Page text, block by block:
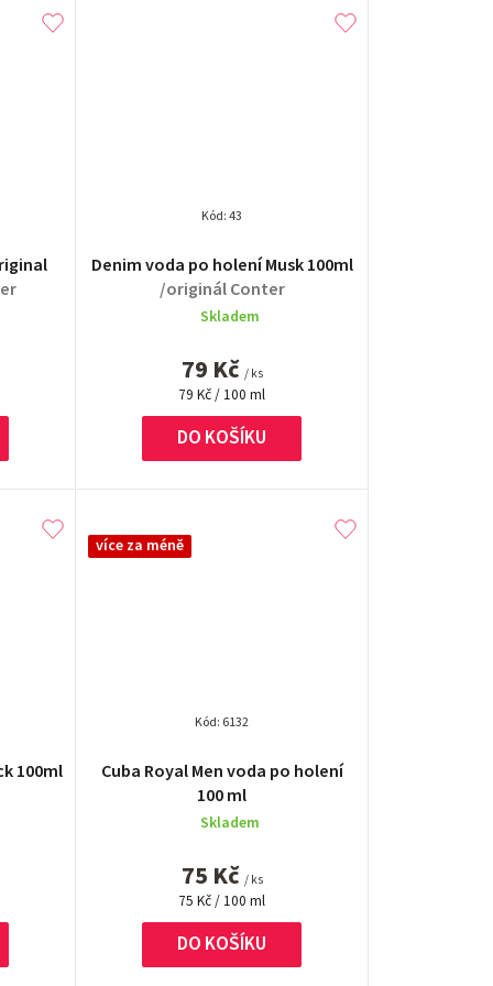
Denim voda po holení Musk 100ml
/originál Conter
hodnocení
produktu
je
z
5
hvězdiček.
Skladem
79 Kč / ks
Měrná
cena:
79 Kč / 100 ml
DO KOŠÍKU
Kód:43
100ml
více za méně
Cuba Royal Men voda po holení
100 ml
Skladem
75 Kč / ks
Měrná
cena:
75 Kč / 100 ml
DO KOŠÍKU
Kód: 6132